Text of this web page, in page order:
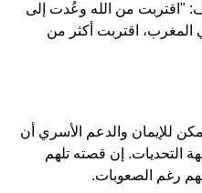
"اقتربت من الله وعُدت إلى
المغرب، اقتربت أكثر من
للإيمان والدعم الأسري أن
التحديات. إن قصته تلهم
رغم الصعوبات.